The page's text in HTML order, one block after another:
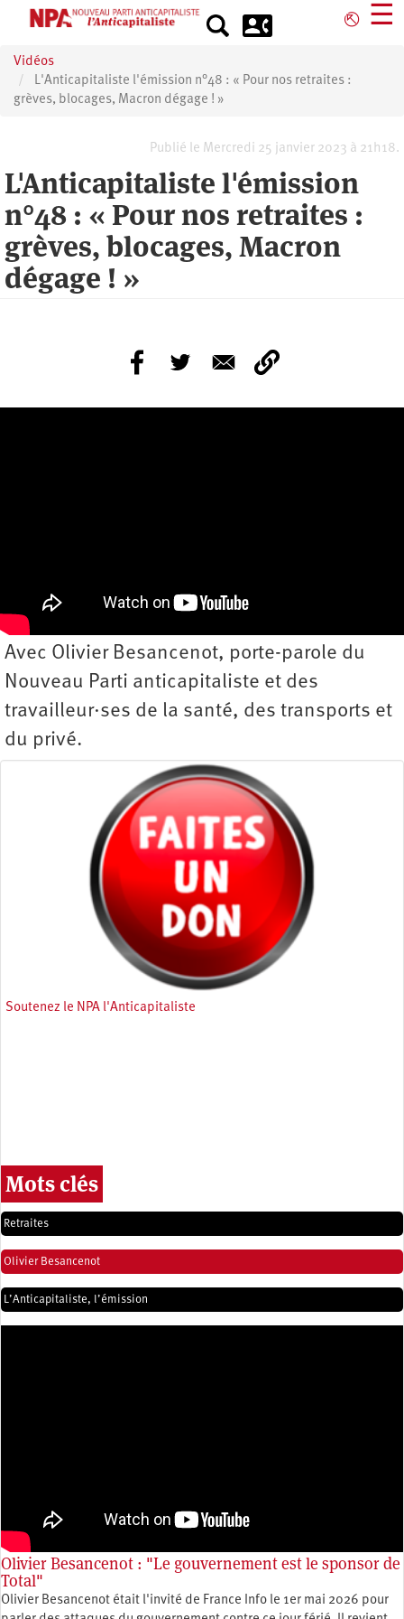
principal
⎋ ☰
Vidéos
L'Anticapitaliste l'émission n°48 : « Pour nos retraites :
grèves, blocages, Macron dégage ! »
Publié le Mercredi 25 janvier 2023 à 21h18.
L'Anticapitaliste l'émission
n°48 : « Pour nos retraites :
grèves, blocages, Macron
dégage ! »
Avec Olivier Besancenot, porte-parole du
Nouveau Parti anticapitaliste et des
travailleur·ses de la santé, des transports et
du privé.
Soutenez le NPA l'Anticapitaliste
Mots clés
Retraites
Olivier Besancenot
L’Anticapitaliste, l’émission
Olivier Besancenot : "Le gouvernement est le sponsor de
Total"
Olivier Besancenot était l'invité de France Info le 1er mai 2026 pour